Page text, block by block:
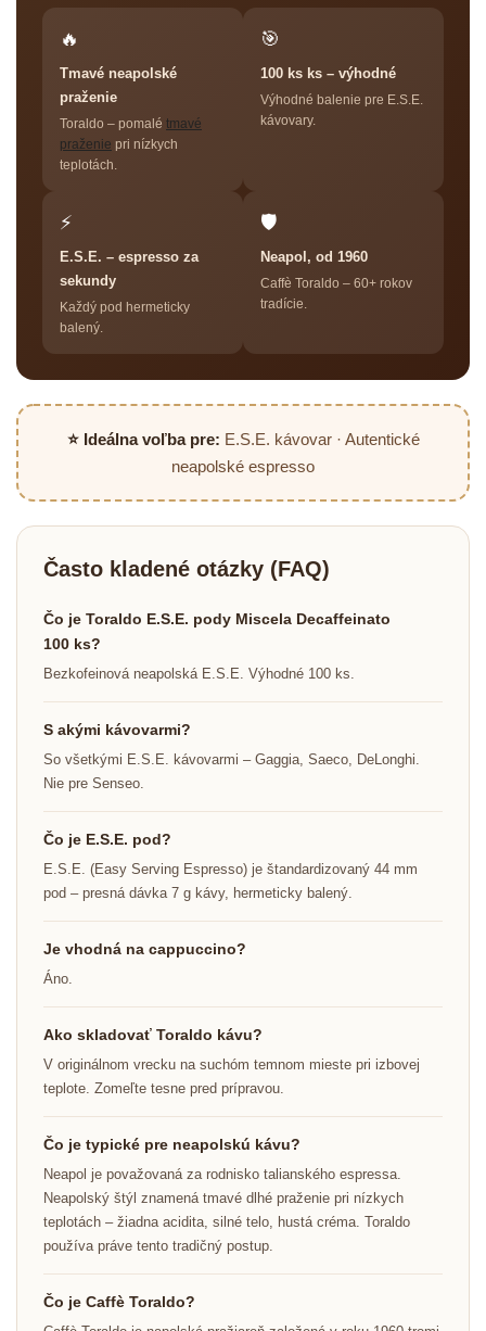
🔥
Tmavé neapolské
praženie
Toraldo – pomalé tmavé
praženie pri nízkych
teplotách.
🎯
100 ks ks – výhodné
Výhodné balenie pre E.S.E.
kávovary.
⚡
E.S.E. – espresso za
sekundy
Každý pod hermeticky
balený.
🛡
Neapol, od 1960
Caffè Toraldo – 60+ rokov
tradície.
⭐ Ideálna voľba pre: E.S.E. kávovar · Autentické
neapolské espresso
Často kladené otázky (FAQ)
Čo je Toraldo E.S.E. pody Miscela Decaffeinato
100 ks?
Bezkofeinová neapolská E.S.E. Výhodné 100 ks.
S akými kávovarmi?
So všetkými E.S.E. kávovarmi – Gaggia, Saeco, DeLonghi.
Nie pre Senseo.
Čo je E.S.E. pod?
E.S.E. (Easy Serving Espresso) je štandardizovaný 44 mm
pod – presná dávka 7 g kávy, hermeticky balený.
Je vhodná na cappuccino?
Áno.
Ako skladovať Toraldo kávu?
V originálnom vrecku na suchóm temnom mieste pri izbovej
teplote. Zomeľte tesne pred prípravou.
Čo je typické pre neapolskú kávu?
Neapol je považovaná za rodnisko talianského espressa.
Neapolský štýl znamená tmavé dlhé praženie pri nízkych
teplotách – žiadna acidita, silné telo, hustá créma. Toraldo
používa práve tento tradičný postup.
Čo je Caffè Toraldo?